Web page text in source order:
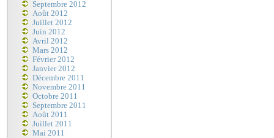
Septembre 2012
Août 2012
Juillet 2012
Juin 2012
Avril 2012
Mars 2012
Février 2012
Janvier 2012
Décembre 2011
Novembre 2011
Octobre 2011
Septembre 2011
Août 2011
Juillet 2011
Mai 2011